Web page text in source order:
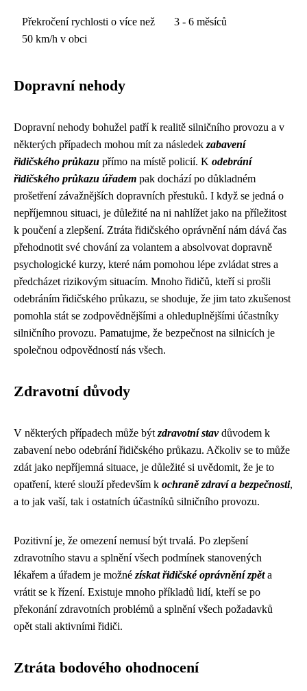
Překročení rychlosti o více než
50 km/h v obci
3 - 6 měsíců
Dopravní nehody
Dopravní nehody bohužel patří k realitě silničního provozu a v
některých případech mohou mít za následek zabavení
řidičského průkazu přímo na místě policií. K odebrání
řidičského průkazu úřadem pak dochází po důkladném
prošetření závažnějších dopravních přestuků. I když se jedná o
nepříjemnou situaci, je důležité na ni nahlížet jako na příležitost
k poučení a zlepšení. Ztráta řidičského oprávnění nám dává čas
přehodnotit své chování za volantem a absolvovat dopravně
psychologické kurzy, které nám pomohou lépe zvládat stres a
předcházet rizikovým situacím. Mnoho řidičů, kteří si prošli
odebráním řidičského průkazu, se shoduje, že jim tato zkušenost
pomohla stát se zodpovědnějšími a ohleduplnějšími účastníky
silničního provozu. Pamatujme, že bezpečnost na silnicích je
společnou odpovědností nás všech.
Zdravotní důvody
V některých případech může být zdravotní stavdůvodem k
zabavení nebo odebrání řidičského průkazu. Ačkoliv se to může
zdát jako nepříjemná situace, je důležité si uvědomit, že je to
opatření, které slouží především k ochraně zdraví a bezpečnosti,
a to jak vaší, tak i ostatních účastníků silničního provozu.
Pozitivní je, že omezení nemusí být trvalá. Po zlepšení
zdravotního stavu a splnění všech podmínek stanovených
lékařem a úřadem je možné získat řidičské oprávnění zpěta
vrátit se k řízení. Existuje mnoho příkladů lidí, kteří se po
překonání zdravotních problémů a splnění všech požadavků
opět stali aktivními řidiči.
Ztráta bodového ohodnocení